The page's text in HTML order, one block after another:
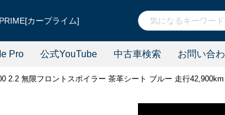
カープライム]
Pro 公式YouTube 中古車検索 お問い合
2.2 無限フロントスポイラー 茶革シート ブルー 走行42,900km